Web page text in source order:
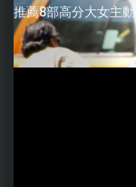
推薦8部高分大女主